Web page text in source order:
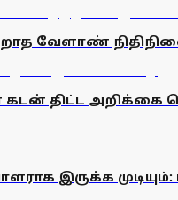
வேளாண்
கடன் திட்ட அறிக்கை
இருக்க